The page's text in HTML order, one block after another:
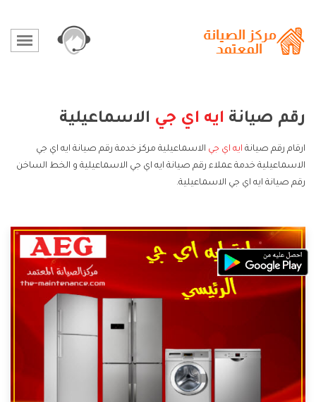
رقم صيانة ايه اي جي الاسماعيلية
ارقام رقم صيانة ايه اي جي الاسماعيلية مركز خدمة رقم صيانة ايه اي جي
الاسماعيلية خدمة عملاء رقم صيانة ايه اي جي الاسماعيلية و الخط الساخن
رقم صيانة ايه اي جي الاسماعيلية.